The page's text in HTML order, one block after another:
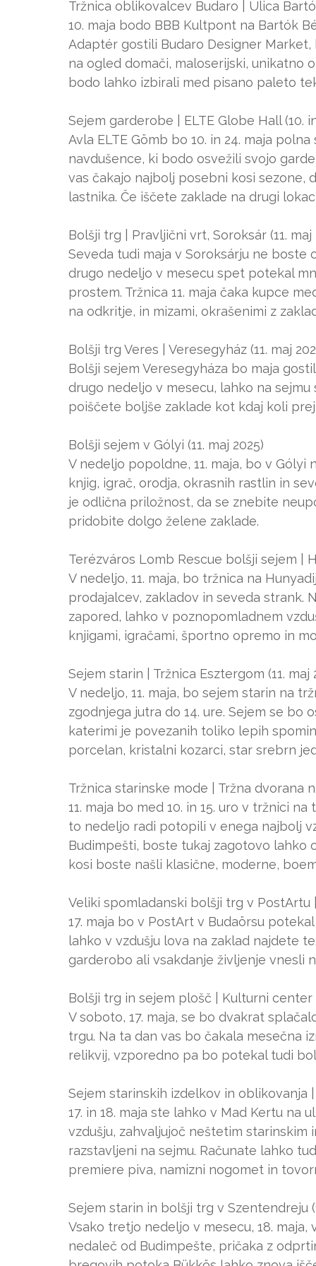
Tržnica oblikovalcev Budaro | Ulica
10. maja bodo BBB Kultpont na Bartók
Adaptér gostili Budaro Designer
na ogled domači, maloserijski, unikatno
bodo lahko izbirali med pisano paleto
Sejem garderobe | ELTE Globe Hall (10.
Avla ELTE Gömb bo 10. in 24. maja
navdušence, ki bodo osvežili svojo
vas čakajo najbolj posebni kosi sezone,
lastnika. Če iščete zaklade na drugi
Bolšji trg | Pravljični vrt, Soroksár (11. maj
Seveda tudi maja v Soroksárju ne
drugo nedeljo v mesecu spet potekal
prostem. Tržnica 11. maja čaka kupce
na odkritje, in mizami, okrašenimi z
Bolšji trg Veres | Veresegyház (11. maj
Bolšji sejem Veresegyháza bo maja
drugo nedeljo v mesecu, lahko na
poiščete boljše zaklade kot kdaj koli
Bolšji sejem v Gólyi (11. maj 2025)
V nedeljo popoldne, 11. maja, bo v
knjig, igrač, orodja, okrasnih rastlin in
je odlična priložnost, da se znebite
pridobite dolgo želene zaklade.
Terézváros Lomb Rescue bolšji sejem |
V nedeljo, 11. maja, bo tržnica na
prodajalcev, zakladov in seveda strank.
zapored, lahko v poznopomladnem
knjigami, igračami, športno opremo in
Sejem starin | Tržnica Esztergom (11. maj
V nedeljo, 11. maja, bo sejem starin na
zgodnjega jutra do 14. ure. Sejem se
katerimi je povezanih toliko lepih
porcelan, kristalni kozarci, star srebrn
Tržnica starinske mode | Tržna dvorana
11. maja bo med 10. in 15. uro v tržnici
to nedeljo radi potopili v enega najbolj
Budimpešti, boste tukaj zagotovo lahko
kosi boste našli klasične, moderne,
Veliki spomladanski bolšji trg v PostArtu |
17. maja bo v PostArt v Budaörsu
lahko v vzdušju lova na zaklad najdete
garderobo ali vsakdanje življenje vnesli
Bolšji trg in sejem plošč | Kulturni center
V soboto, 17. maja, se bo dvakrat
trgu. Na ta dan vas bo čakala mesečna
relikvij, vzporedno pa bo potekal tudi
Sejem starinskih izdelkov in oblikovanja |
17. in 18. maja ste lahko v Mad Kertu
vzdušju, zahvaljujoč neštetim
razstavljeni na sejmu. Računate lahko
premiere piva, namizni nogomet in
Sejem starin in bolšji trg v Szentendreju
Vsako tretjo nedeljo v mesecu, 18.
nedaleč od Budimpešte, pričaka z